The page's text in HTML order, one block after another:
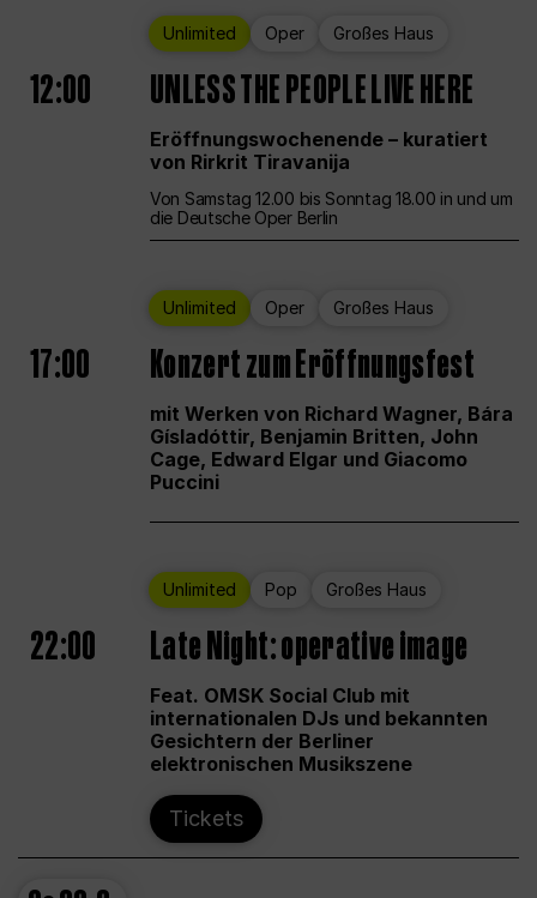
Unlimited Oper Großes Haus
12:00 UNLESS THE PEOPLE LIVE HERE
Eröffnungswochenende – kuratiert
von Rirkrit Tiravanija
Von Samstag 12.00 bis Sonntag 18.00 in und um
die Deutsche Oper Berlin
Unlimited Oper Großes Haus
17:00 Konzert zum Eröffnungsfest
mit Werken von Richard Wagner, Bára
Gísladóttir, Benjamin Britten, John
Cage, Edward Elgar und Giacomo
Puccini
Unlimited Pop Großes Haus
22:00 Late Night: operative image
Feat. OMSK Social Club mit
internationalen DJs und bekannten
Gesichtern der Berliner
elektronischen Musikszene
Tickets